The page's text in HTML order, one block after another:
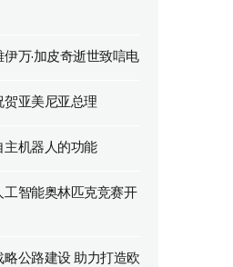
万·加皮奇逝世致唁电
亚美尼亚总理
机器人的功能
智能奥林匹克竞赛开
公路建设 助力打造欧